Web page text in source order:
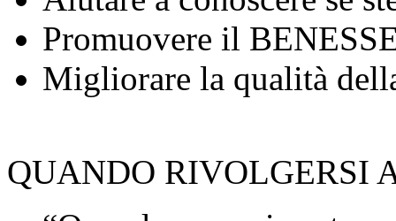
Promuovere il
Migliorare la qualità
QUANDO RIVOLGERSI